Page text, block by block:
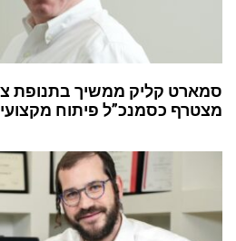
סמארט קליק ממשיך בתנופת
מצטרף כסמנכ”ל פיתוח מקצועי